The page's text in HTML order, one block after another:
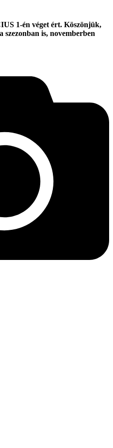
1-én véget ért. Köszönjük,
is, novemberben